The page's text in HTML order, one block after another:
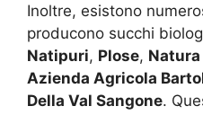
Inoltre, esistono
producono succhi
Natipuri, Plose, Natura
Azienda Agricola
Della Val Sangone.